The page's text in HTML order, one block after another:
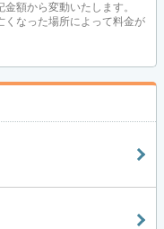
額から変動いたします。
なった場所によって料金が